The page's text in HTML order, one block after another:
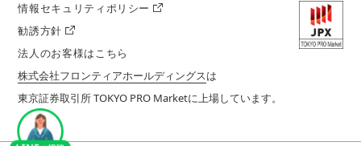
情報セキュリティポリシー
勧誘方針
法人のお客様はこちら
株式会社フロンティアホールディングスは
東京証券取引所 TOKYO PRO Marketに上場しています。